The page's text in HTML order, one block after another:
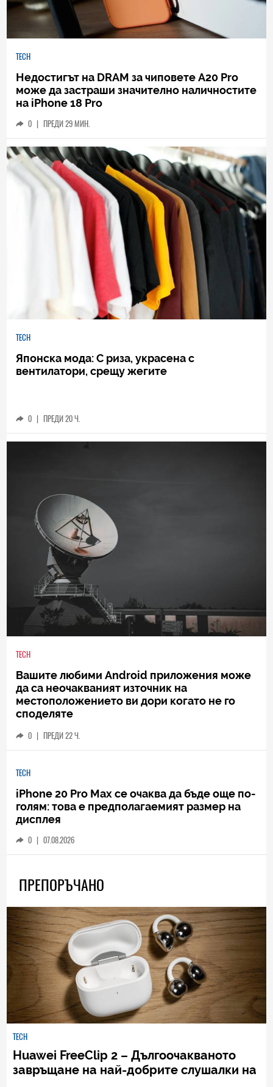
TECH
Недостигът на DRAM за чиповете A20 Pro
може да застраши значително наличностите
на iPhone 18 Pro
0 | ПРЕДИ 29 МИН.
TECH
Японска мода: С риза, украсена с
вентилатори, срещу жегите
0 | ПРЕДИ 20 Ч.
TECH
Вашите любими Android приложения може
да са неочакваният източник на
местоположението ви дори когато не го
споделяте
0 | ПРЕДИ 22 Ч.
TECH
iPhone 20 Pro Max се очаква да бъде още по-
голям: това е предполагаемият размер на
дисплея
0 | 07.08.2026
ПРЕПОРЪЧАНО
TECH
Huawei FreeClip 2 – Дългоочакваното
завръщане на най-добрите слушалки на